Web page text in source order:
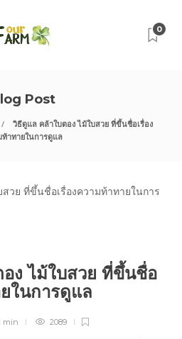
0
Post
วิธีดูแล คล้าใบตอง ไม้ใบสวย ที่ขึ้นชื่อเรื่อง
ท้าทายในการดูแล
ง ไม้ใบสวย ที่ขึ้นชื่อ
ในการดูแล
min 2089